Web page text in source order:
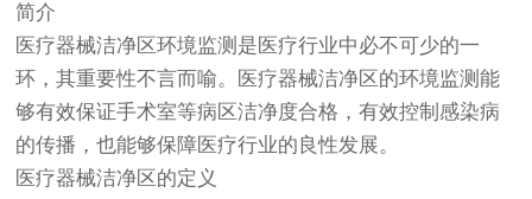
简介
医疗器械洁净区环境监测是医疗行业中必不可少的一
环，其重要性不言而喻。
医疗器械洁净区的环境监测能
够有效保证手术室等病区洁净度合格，有效控制感染病
的传播，也能够保障医疗行业的良性发展。
医疗器械洁净区的定义